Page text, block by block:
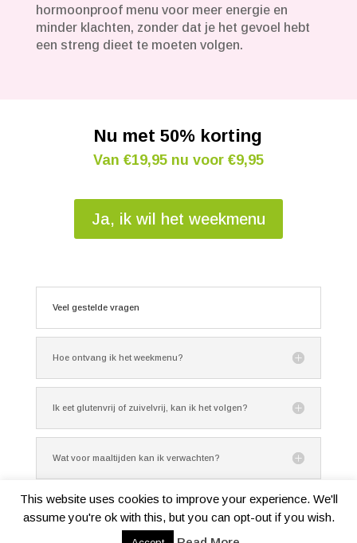
hormoonproof menu voor meer energie en
minder klachten, zonder dat je het gevoel hebt
een streng dieet te moeten volgen.
Nu met 50% korting
Van €19,95 nu voor €9,95
Ja, ik wil het weekmenu
Veel gestelde vragen
Hoe ontvang ik het weekmenu?
Ik eet glutenvrij of zuivelvrij, kan ik het volgen?
Wat voor maaltijden kan ik verwachten?
This website uses cookies to improve your experience. We'll
assume you're ok with this, but you can opt-out if you wish.